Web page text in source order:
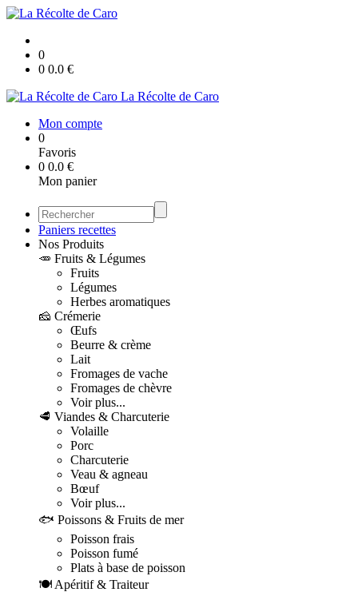
0
0 0.0 €
La Récolte de Caro
Mon compte
0
Favoris
0 0.0 €
Mon panier
Paniers recettes
Nos Produits
🥕 Fruits & Légumes
Fruits
Légumes
Herbes aromatiques
🧀 Crémerie
Œufs
Beurre & crème
Lait
Fromages de vache
Fromages de chèvre
Voir plus...
🥩 Viandes & Charcuterie
Volaille
Porc
Charcuterie
Veau & agneau
Bœuf
Voir plus...
🐟 Poissons & Fruits de mer
Poisson frais
Poisson fumé
Plats à base de poisson
🍽️ Apéritif & Traiteur